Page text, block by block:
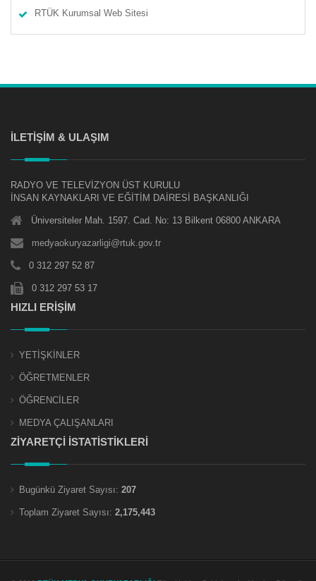
RTÜK Kurumsal Web Sitesi
İLETİŞİM & ULAŞIM
RADYO VE TELEVİZYON ÜST KURULU
İNSAN KAYNAKLARI VE EĞİTİM DAİRESİ BAŞKANLIĞI
Üniversiteler Mah. 1597. Cad. No: 13 Bilkent 06800 ANKARA
medyaokuryazarligi@rtuk.gov.tr
0 312 297 52 87
0 312 297 53 17
HIZLI ERİŞİM
YETİŞKİNLER
ÖĞRETMENLER
ÖĞRENCİLER
MEDYA ÇALIŞANLARI
ZİYARETÇİ İSTATİSTİKLERİ
Bugünkü Ziyaret Sayısı: 207
Toplam Ziyaret Sayısı: 2,175,443